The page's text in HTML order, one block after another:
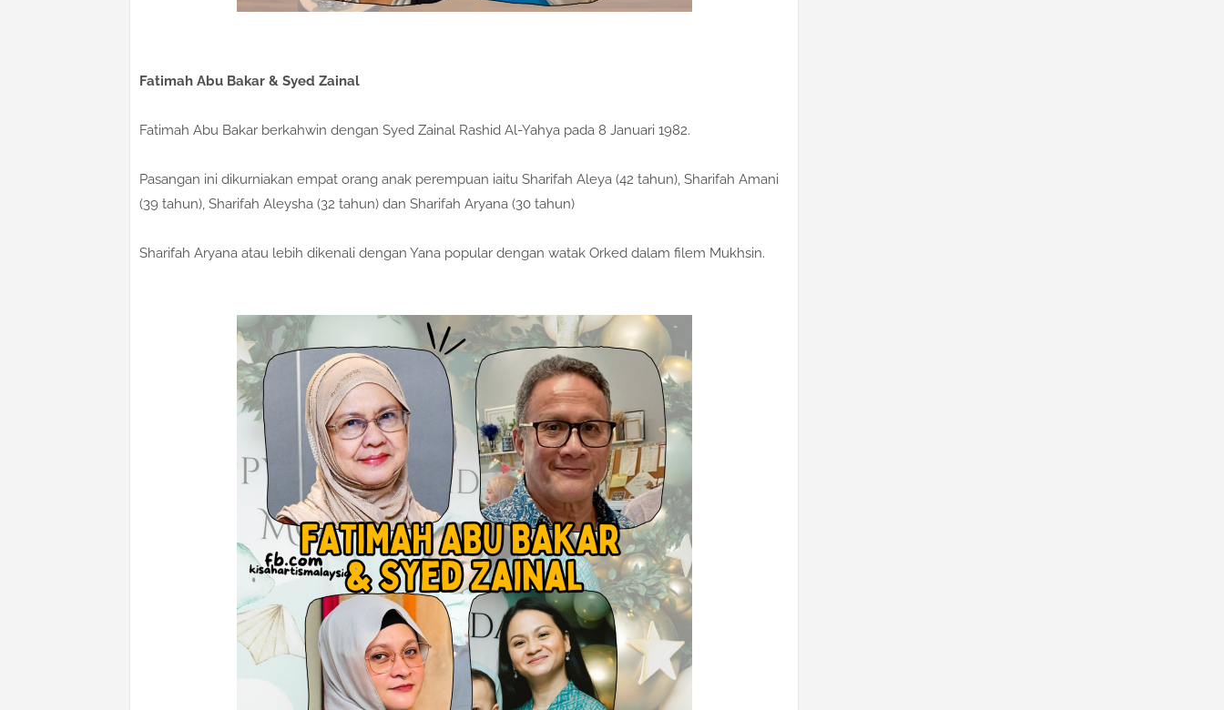
Fatimah Abu Bakar & Syed Zainal
Fatimah Abu Bakar berkahwin dengan Syed Zainal Rashid Al-Yahya pada 8 Januari 1982.
Pasangan ini dikurniakan empat orang anak perempuan iaitu Sharifah Aleya (42 tahun), Sharifah Amani
(39 tahun), Sharifah Aleysha (32 tahun) dan Sharifah Aryana (30 tahun)
Sharifah Aryana atau lebih dikenali dengan Yana popular dengan watak Orked dalam filem Mukhsin.